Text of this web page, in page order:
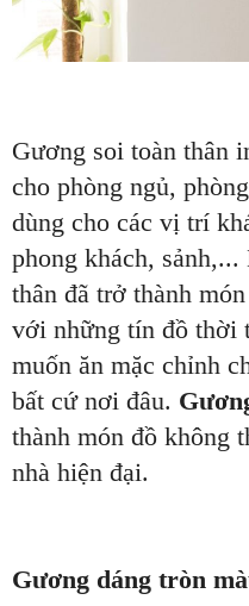
Gương soi toàn thân
cho phòng ngủ,
dùng cho các vị trí
phong khách,
thân đã trở thành
với những tín đồ thời
muốn ăn mặc chỉnh
bất cứ nơi đâu.
thành món đồ không
nhà hiện đại.
Gương dáng tròn